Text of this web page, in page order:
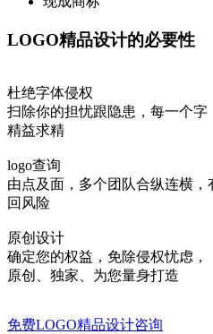
LOGO精品设计的必要性
杜绝字体侵权
扫除你的担忧跟隐患，每一个字
精益求精
logo查询
由点及面，多个团队合纵连横
回风险
原创设计
确定您的权益，免除侵权忧虑，
原创、独家、为您量身打造
免费LOGO精品设计咨询